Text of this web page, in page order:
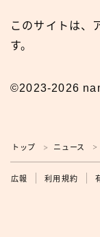
このサイトは、
す。
©2023-2026
トップ ＞ ニュース ＞
広報 利用規約